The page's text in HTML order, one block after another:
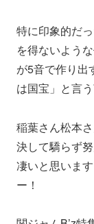
特に印象的だ
を得ないよう
が5音で作り出
は国宝」と言う
稲葉さん松本
決して驕らず
凄いと思いま
ー！